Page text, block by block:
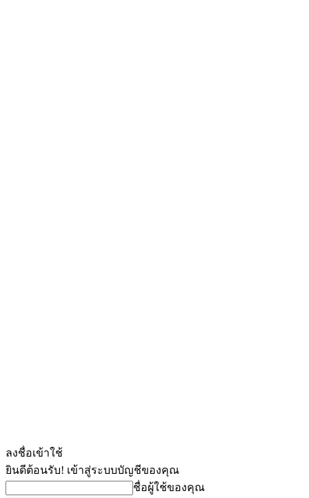
ลงชื่อเข้าใช้
ยินดีต้อนรับ! เข้าสู่ระบบบัญชีของคุณ
ชื่อผู้ใช้ของคุณ